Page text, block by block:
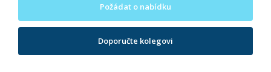
Požádat o nabídku
Doporučte kolegovi